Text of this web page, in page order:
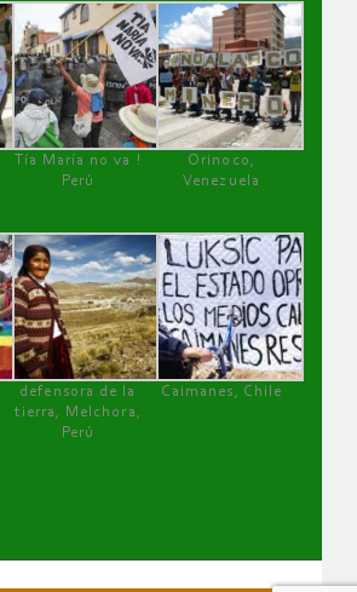
Tía María no va !
Perú
Orinoco,
Venezuela
defensora de la
tierra, Melchora,
Perú
Caimanes, Chile